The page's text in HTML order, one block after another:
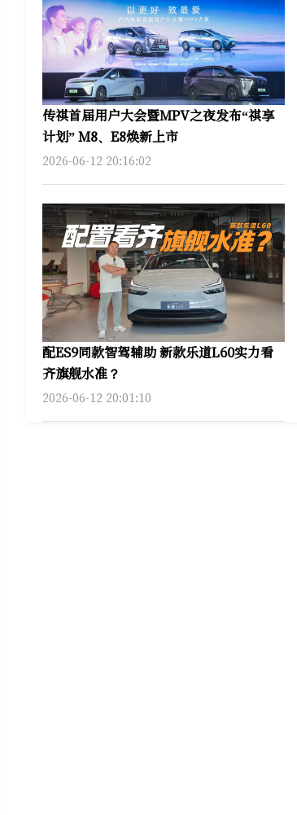
传祺首届用户大会暨MPV之夜发布“祺享
计划” M8、E8焕新上市
2026-06-12 20:16:02
配ES9同款智驾辅助 新款乐道L60实力看
齐旗舰水准？
2026-06-12 20:01:10